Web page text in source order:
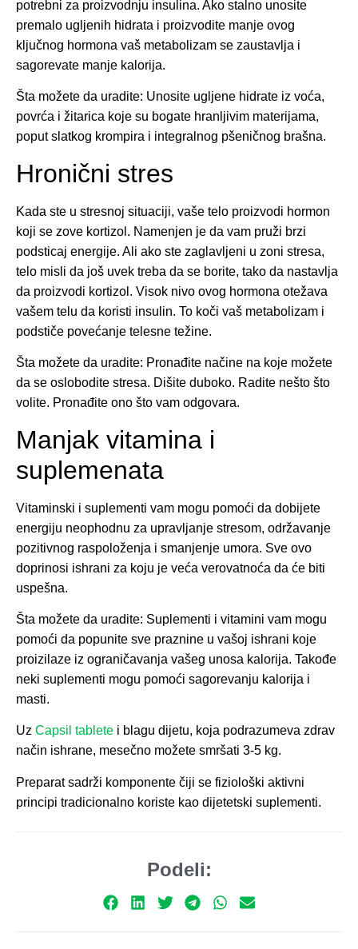
potrebni za proizvodnju insulina. Ako stalno unosite
premalo ugljenih hidrata i proizvodite manje ovog
ključnog hormona vaš metabolizam se zaustavlja i
sagorevate manje kalorija.
Šta možete da uradite: Unosite ugljene hidrate iz voća,
povrća i žitarica koje su bogate hranljivim materijama,
poput slatkog krompira i integralnog pšeničnog brašna.
Hronični stres
Kada ste u stresnoj situaciji, vaše telo proizvodi hormon
koji se zove kortizol. Namenjen je da vam pruži brzi
podsticaj energije. Ali ako ste zaglavljeni u zoni stresa,
telo misli da još uvek treba da se borite, tako da nastavlja
da proizvodi kortizol. Visok nivo ovog hormona otežava
vašem telu da koristi insulin. To koči vaš metabolizam i
podstiče povećanje telesne težine.
Šta možete da uradite: Pronađite načine na koje možete
da se oslobodite stresa. Dišite duboko. Radite nešto što
volite. Pronađite ono što vam odgovara.
Manjak vitamina i
suplemenata
Vitaminski i suplementi vam mogu pomoći da dobijete
energiju neophodnu za upravljanje stresom, održavanje
pozitivnog raspoloženja i smanjenje umora. Sve ovo
doprinosi ishrani za koju je veća verovatnoća da će biti
uspešna.
Šta možete da uradite: Suplementi i vitamini vam mogu
pomoći da popunite sve praznine u vašoj ishrani koje
proizilaze iz ograničavanja vašeg unosa kalorija. Takođe
neki suplementi mogu pomoći sagorevanju kalorija i
masti.
Uz Capsil tablete i blagu dijetu, koja podrazumeva zdrav
način ishrane, mesečno možete smršati 3-5 kg.
Preparat sadrži komponente čiji se fiziološki aktivni
principi tradicionalno koriste kao dijetetski suplementi.
Podeli: